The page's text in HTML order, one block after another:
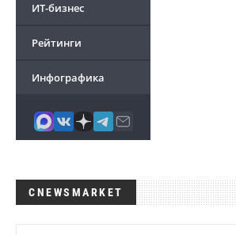
ИТ-бизнес
Рейтинги
Инфографика
CNEWSMARKET